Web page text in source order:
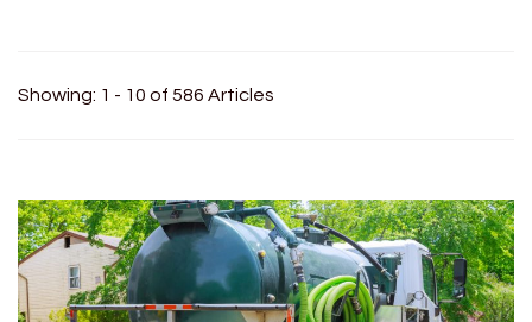
Showing: 1 - 10 of 586 Articles